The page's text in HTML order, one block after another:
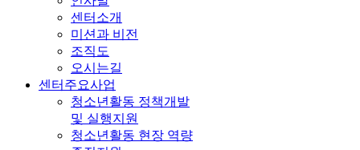
센터소개
미션과 비전
조직도
오시는길
센터주요사업
청소년활동 정책개발
및 실행지원
청소년활동 현장 역량